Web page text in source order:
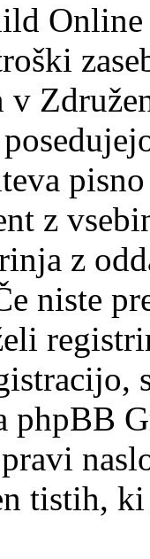
v
z
z
niste
phpBB
tistih,